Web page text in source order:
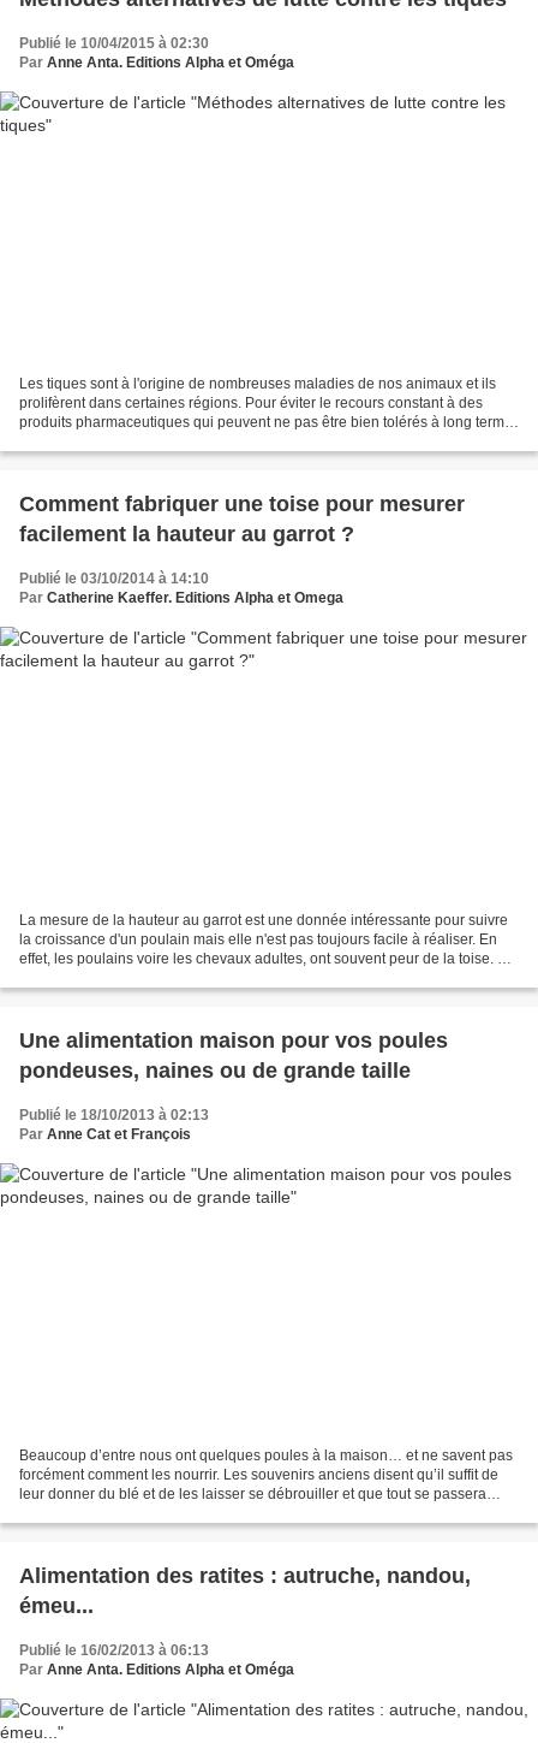
Publié le 10/04/2015 à 02:30
Par Anne Anta. Editions Alpha et Oméga
Les tiques sont à l'origine de nombreuses maladies de nos animaux et ils
prolifèrent dans certaines régions. Pour éviter le recours constant à des
produits pharmaceutiques qui peuvent ne pas être bien tolérés à long terme,
Comment fabriquer une toise pour mesurer
facilement la hauteur au garrot ?
Publié le 03/10/2014 à 14:10
Par Catherine Kaeffer. Editions Alpha et Omega
La mesure de la hauteur au garrot est une donnée intéressante pour suivre
la croissance d'un poulain mais elle n'est pas toujours facile à réaliser. En
effet, les poulains voire les chevaux adultes, ont souvent peur de la toise. En
Une alimentation maison pour vos poules
pondeuses, naines ou de grande taille
Publié le 18/10/2013 à 02:13
Par Anne Cat et François
Beaucoup d’entre nous ont quelques poules à la maison… et ne savent pas
forcément comment les nourrir. Les souvenirs anciens disent qu’il suffit de
leur donner du blé et de les laisser se débrouiller et que tout se passera
Alimentation des ratites : autruche, nandou,
émeu...
Publié le 16/02/2013 à 06:13
Par Anne Anta. Editions Alpha et Oméga